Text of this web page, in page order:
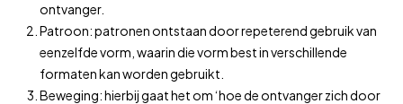
ontvanger.
Patroon: patronen ontstaan door repeterend gebruik van
eenzelfde vorm, waarin die vorm best in verschillende
formaten kan worden gebruikt.
Beweging: hierbij gaat het om ‘hoe de ontvanger zich door